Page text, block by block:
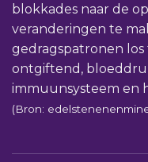
blokkades naar de
veranderingen te
gedragspatronen los
ontgiftend,
immuunsysteem en
(Bron: